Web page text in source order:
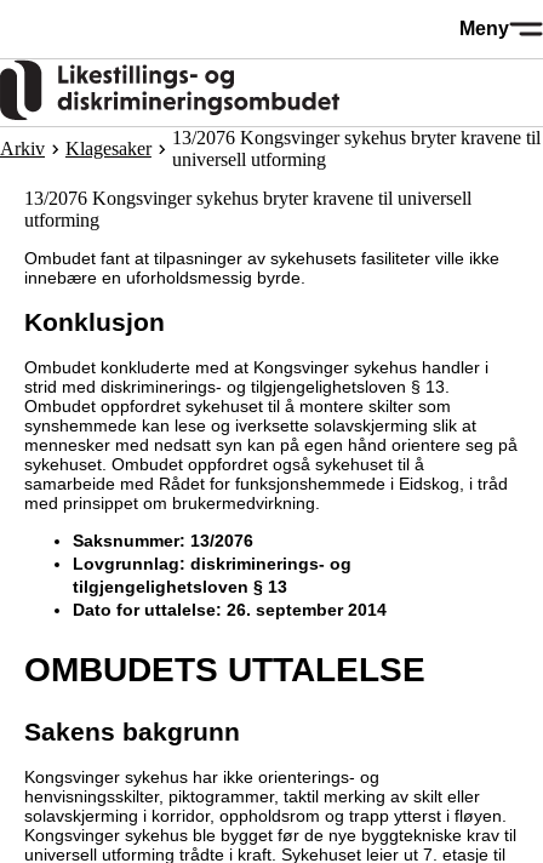
Meny
Arkiv Klagesaker
13/2076 Kongsvinger sykehus bryter kravene til
universell utforming
13/2076 Kongsvinger sykehus bryter kravene til universell
utforming
Ombudet fant at tilpasninger av sykehusets fasiliteter ville ikke
innebære en uforholdsmessig byrde.
Konklusjon
Ombudet konkluderte med at Kongsvinger sykehus handler i
strid med diskriminerings- og tilgjengelighetsloven § 13.
Ombudet oppfordret sykehuset til å montere skilter som
synshemmede kan lese og iverksette solavskjerming slik at
mennesker med nedsatt syn kan på egen hånd orientere seg på
sykehuset. Ombudet oppfordret også sykehuset til å
samarbeide med Rådet for funksjonshemmede i Eidskog, i tråd
med prinsippet om brukermedvirkning.
Saksnummer: 13/2076
Lovgrunnlag: diskriminerings- og
tilgjengelighetsloven § 13
Dato for uttalelse: 26. september 2014
OMBUDETS UTTALELSE
Sakens bakgrunn
Kongsvinger sykehus har ikke orienterings- og
henvisningsskilter, piktogrammer, taktil merking av skilt eller
solavskjerming i korridor, oppholdsrom og trapp ytterst i fløyen.
Kongsvinger sykehus ble bygget før de nye byggtekniske krav til
universell utforming trådte i kraft. Sykehuset leier ut 7. etasje til